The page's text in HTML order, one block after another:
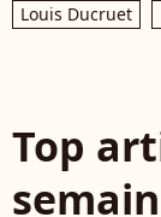
Louis Ducruet
Top